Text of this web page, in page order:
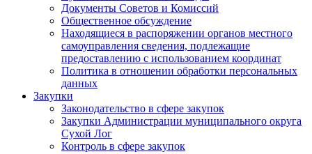
Документы Советов и Комиссий
Общественное обсуждение
Находящиеся в распоряжении органов местного
самоуправления сведения, подлежащие
предоставлению с использованием координат
Политика в отношении обработки персональных
данных
Закупки
Законодательство в сфере закупок
Закупки Администрации муниципального округа
Сухой Лог
Контроль в сфере закупок